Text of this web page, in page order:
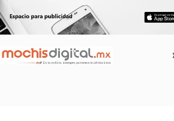
Saltar
al
contenido